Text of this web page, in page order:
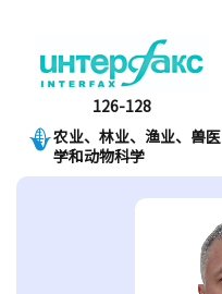
126-128
农业、林业、渔业、兽医
学和动物科学